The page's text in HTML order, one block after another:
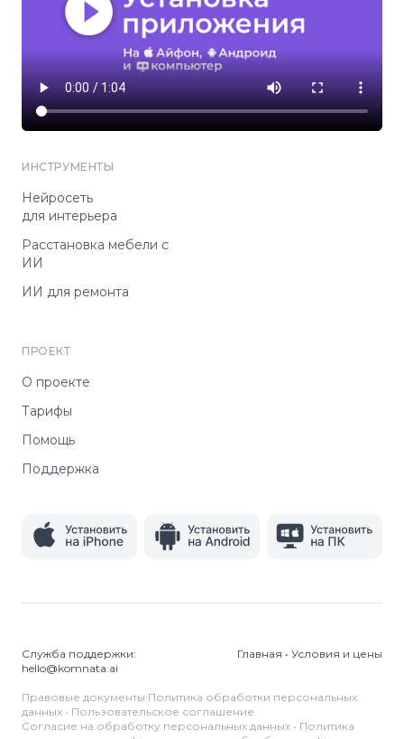
ИНСТРУМЕНТЫ
Нейросеть
для интерьера
Расстановка мебели с
ИИ
ИИ для ремонта
ПРОЕКТ
О проекте
Тарифы
Помощь
Поддержка
Служба поддержки:
hello@komnata.ai
Главная • Условия и цены
Правовые документы:Политика обработки персональных
данных • Пользовательское соглашение
Согласие на обработку персональных данных • Политика